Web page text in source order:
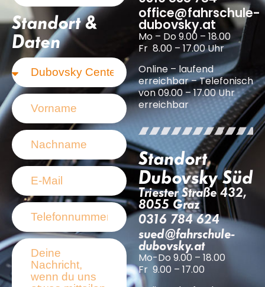
office@fahrschule-
dubovsky.at
Mo – Do 9.00 – 18.00
Fr 8.00 – 17.00 Uhr
Online – laufend
erreichbar – Telefonisch
von 09.00 – 17.00 Uhr
erreichbar
Standort
Dubovsky Süd
Triester Straße 432,
8055 Graz
0316 784 624
sued@fahrschule-
dubovsky.at
Mo-Do 9.00 – 18.00
Fr 9.00 – 17.00
Standort &
Daten